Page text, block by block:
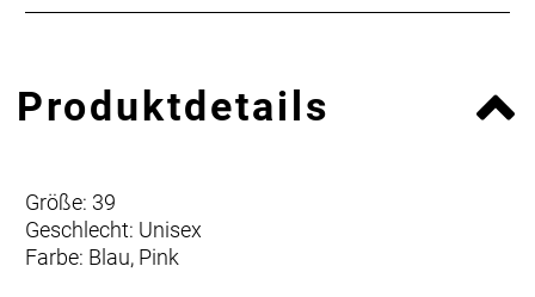
Produktdetails
Größe: 39
Geschlecht: Unisex
Farbe: Blau, Pink